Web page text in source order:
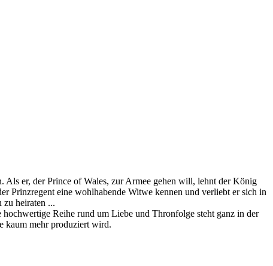
Als er, der Prince of Wales, zur Armee gehen will, lehnt der König
Prinzregent eine wohlhabende Witwe kennen und verliebt er sich in
heiraten ...
Reihe rund um Liebe und Thronfolge steht ganz in der
kaum mehr produziert wird.